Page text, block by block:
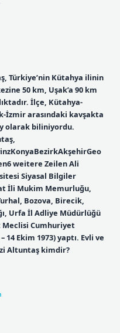
Türkiye’nin Kütahya ilinin
50 km, Uşak’a 90 km
İlçe, Kütahya-
İzmir arasındaki kavşakta
olarak biliniyordu.
weitere Zeilen Ali
Siyasal Bilgiler
İli Mukim Memurluğu,
Bozova, Birecik,
Urfa İl Adliye Müdürlüğü
Meclisi Cumhuriyet
14 Ekim 1973) yaptı. Evli ve
Altuntaş kimdir?